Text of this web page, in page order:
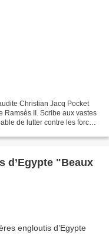
Christian Jacq Pocket
Ramsès II. Scribe aux vastes
de lutter contre les forces
d’Egypte "Beaux